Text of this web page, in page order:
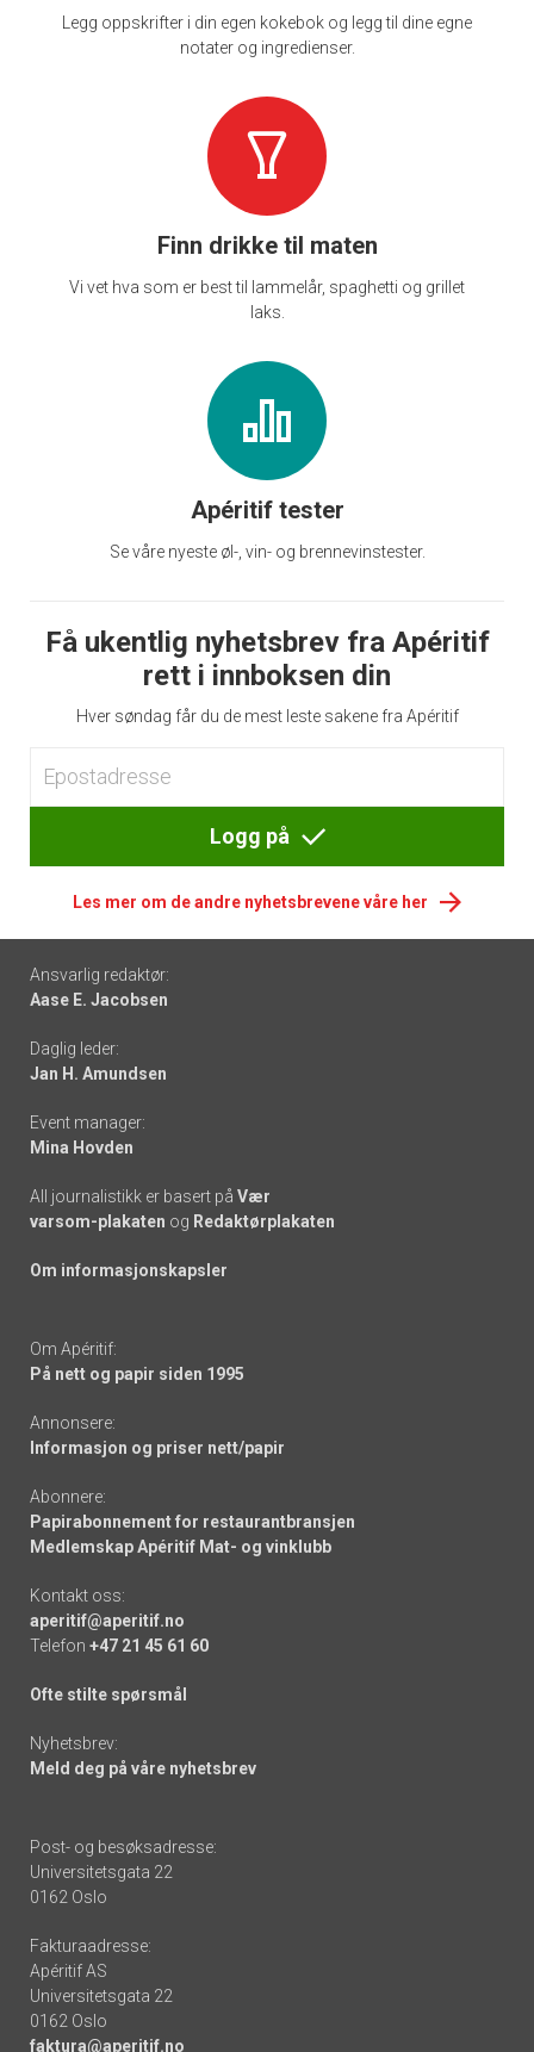
Legg oppskrifter i din egen kokebok og legg til dine egne
notater og ingredienser.
Finn drikke til maten
Vi vet hva som er best til lammelår, spaghetti og grillet
laks.
Apéritif tester
Se våre nyeste øl-, vin- og brennevinstester.
Få ukentlig nyhetsbrev fra Apéritif
rett i innboksen din
Hver søndag får du de mest leste sakene fra Apéritif
Logg på
Les mer om de andre nyhetsbrevene våre her
Footer
-
links
Ansvarlig redaktør:
Aase E. Jacobsen
Daglig leder:
Jan H. Amundsen
Event manager:
Mina Hovden
All journalistikk er basert på Vær
varsom-plakaten og Redaktørplakaten
Om informasjonskapsler
Om Apéritif:
På nett og papir siden 1995
Annonsere:
Informasjon og priser nett/papir
Abonnere:
Papirabonnement for restaurantbransjen
Medlemskap Apéritif Mat- og vinklubb
Kontakt oss:
aperitif@aperitif.no
Telefon +47 21 45 61 60
Ofte stilte spørsmål
Nyhetsbrev:
Meld deg på våre nyhetsbrev
Post- og besøksadresse:
Universitetsgata 22
0162 Oslo
Fakturaadresse:
Apéritif AS
Universitetsgata 22
0162 Oslo
faktura@aperitif.no